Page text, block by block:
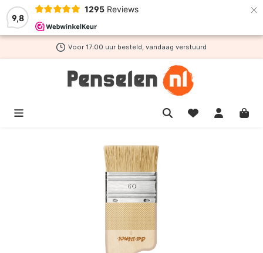
9,8
1295 Reviews ×
hoofdinhoud
Voor 17:00 uur besteld, vandaag verstuurd